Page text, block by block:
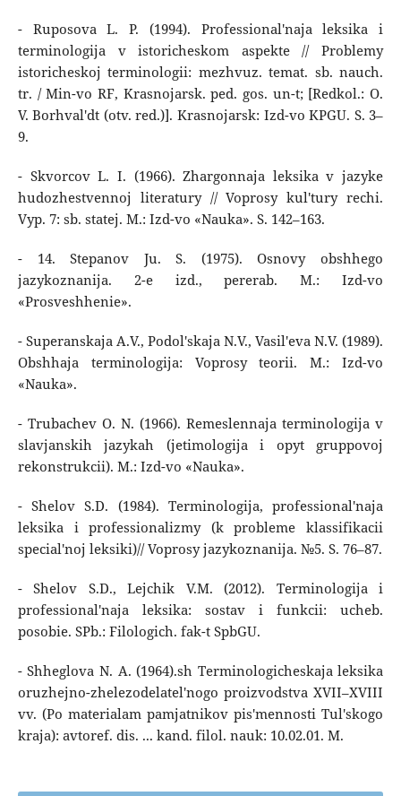
- Ruposova L. P. (1994). Professional'naja leksika i
terminologija v istoricheskom aspekte // Problemy
istoricheskoj terminologii: mezhvuz. temat. sb. nauch.
tr. / Min-vo RF, Krasnojarsk. ped. gos. un-t; [Redkol.: O.
V. Borhval'dt (otv. red.)]. Krasnojarsk: Izd-vo KPGU. S. 3–
9.
- Skvorcov L. I. (1966). Zhargonnaja leksika v jazyke
hudozhestvennoj literatury // Voprosy kul'tury rechi.
Vyp. 7: sb. statej. M.: Izd-vo «Nauka». S. 142–163.
- 14. Stepanov Ju. S. (1975). Osnovy obshhego
jazykoznanija. 2-e izd., pererab. M.: Izd-vo
«Prosveshhenie».
- Superanskaja A.V., Podol'skaja N.V., Vasil'eva N.V. (1989).
Obshhaja terminologija: Voprosy teorii. M.: Izd-vo
«Nauka».
- Trubachev O. N. (1966). Remeslennaja terminologija v
slavjanskih jazykah (jetimologija i opyt gruppovoj
rekonstrukcii). M.: Izd-vo «Nauka».
- Shelov S.D. (1984). Terminologija, professional'naja
leksika i professionalizmy (k probleme klassifikacii
special'noj leksiki)// Voprosy jazykoznanija. №5. S. 76–87.
- Shelov S.D., Lejchik V.M. (2012). Terminologija i
professional'naja leksika: sostav i funkcii: ucheb.
posobie. SPb.: Filologich. fak-t SpbGU.
- Shheglova N. A. (1964).sh Terminologicheskaja leksika
oruzhejno-zhelezodelatel'nogo proizvodstva XVII–XVIII
vv. (Po materialam pamjatnikov pis'mennosti Tul'skogo
kraja): avtoref. dis. ... kand. filol. nauk: 10.02.01. M.